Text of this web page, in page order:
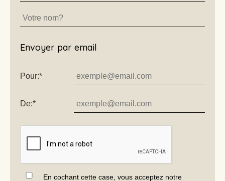
Envoyer par email
Pour:*
De:*
En cochant cette case, vous acceptez notre